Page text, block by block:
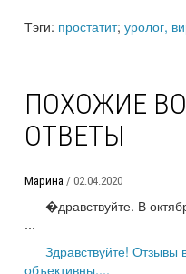
Тэги: простатит; уролог,
ПОХОЖИЕ
ОТВЕТЫ
Марина / 02.04.2020
�дравствуйте. В
...
Здравствуйте! Отзывы
объективны,...